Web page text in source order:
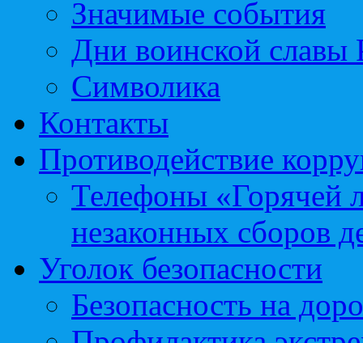
Значимые события
Дни воинской славы
Символика
Контакты
Противодействие
Телефоны «Горячей
незаконных сборов
Уголок безопасности
Безопасность на